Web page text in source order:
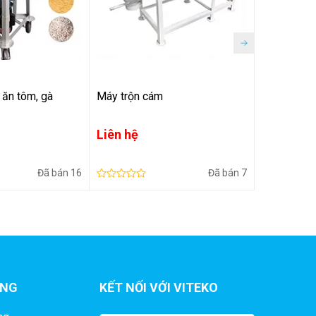
tôm, gà
Đã bán 16
Máy trộn cám
Liên hệ
Đã bán 7
KẾT NỐI VỚI VITEKO